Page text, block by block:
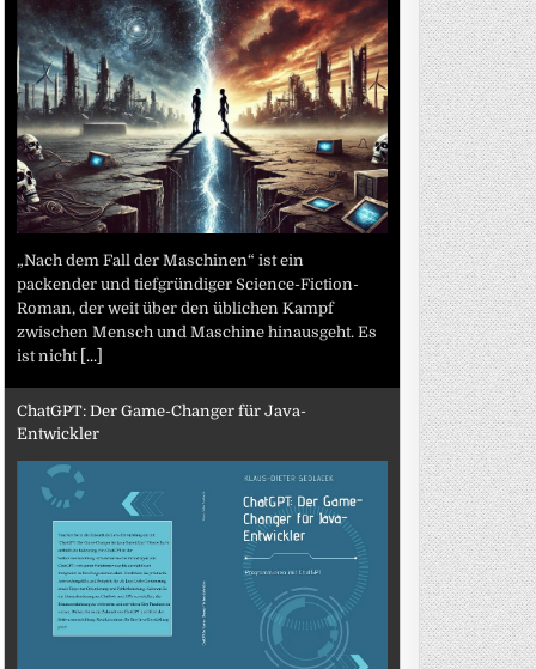
„Nach dem Fall der Maschinen“ ist ein
packender und tiefgründiger Science-Fiction-
Roman, der weit über den üblichen Kampf
zwischen Mensch und Maschine hinausgeht. Es
ist nicht [...]
ChatGPT: Der Game-Changer für Java-
Entwickler